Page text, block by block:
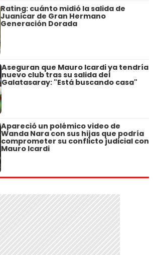
Rating: cuánto midió la salida de
Juanicar de Gran Hermano
Generación Dorada
Aseguran que Mauro Icardi ya tendría
nuevo club tras su salida del
Galatasaray: "Está buscando casa"
Apareció un polémico video de
Wanda Nara con sus hijas que podría
comprometer su conflicto judicial con
Mauro Icardi